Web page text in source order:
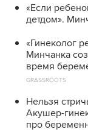
«Если
детдом».
«Гинеколог
Минчанка
время
GRASSROOTS
Нельзя
Акушер-
про